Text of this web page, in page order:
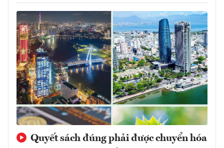
Quyết sách đúng phải được chuyển hóa